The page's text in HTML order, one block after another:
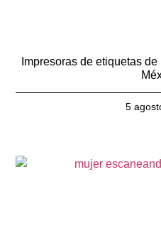
Impresoras de etiquetas
5